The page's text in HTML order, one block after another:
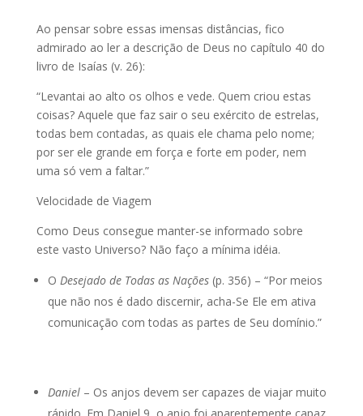
Ao pensar sobre essas imensas distâncias, fico
admirado ao ler a descrição de Deus no capítulo 40 do
livro de Isaías (v. 26):
“Levantai ao alto os olhos e vede. Quem criou estas
coisas? Aquele que faz sair o seu exército de estrelas,
todas bem contadas, as quais ele chama pelo nome;
por ser ele grande em força e forte em poder, nem
uma só vem a faltar.”
Velocidade de Viagem
Como Deus consegue manter-se informado sobre
este vasto Universo? Não faço a mínima idéia.
O Desejado de Todas as Nações(p. 356) – “Por meios
que não nos é dado discernir, acha-Se Ele em ativa
comunicação com todas as partes de Seu domínio.”
Daniel– Os anjos devem ser capazes de viajar muito